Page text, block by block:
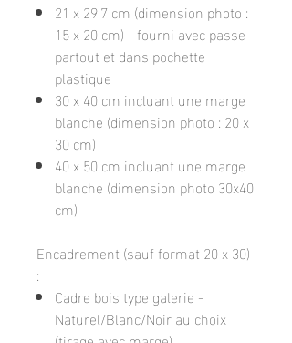
21 x 29,7 cm (dimension photo :
15 x 20 cm) - fourni avec passe
partout et dans pochette
plastique
30 x 40 cm incluant une marge
blanche (dimension photo : 20 x
30 cm)
40 x 50 cm incluant une marge
blanche (dimension photo 30x40
cm)
Encadrement (sauf format 20 x 30)
:
Cadre bois type galerie -
Naturel/Blanc/Noir au choix